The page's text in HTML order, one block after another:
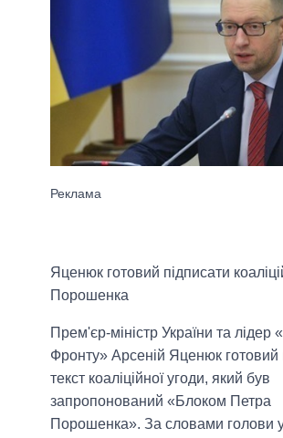
Яценюк готовий підписати
Порошенка
Прем'єр-міністр України та лідер
Фронту» Арсеній Яценюк готовий
текст коаліційної угоди, який був
запропонований «Блоком Петра
Порошенка». За словами голови